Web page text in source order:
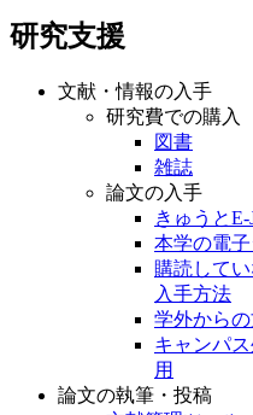
研究支援
文献・情報の入手
研究費での購入
図書
雑誌
論文の入手
きゅうとE-
本学の電
購読して
入手方法
学外から
キャンパ
用
論文の執筆・投稿